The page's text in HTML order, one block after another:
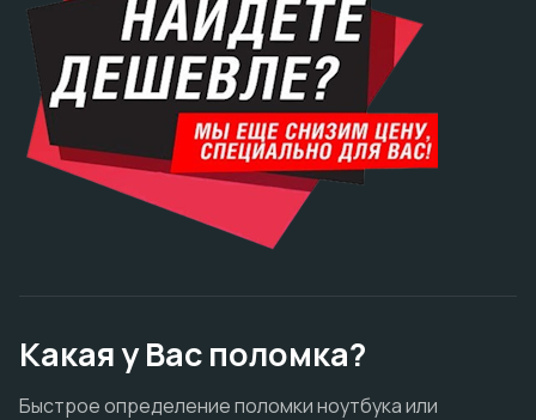
Какая у Вас поломка?
Быстрое определение поломки ноутбука или